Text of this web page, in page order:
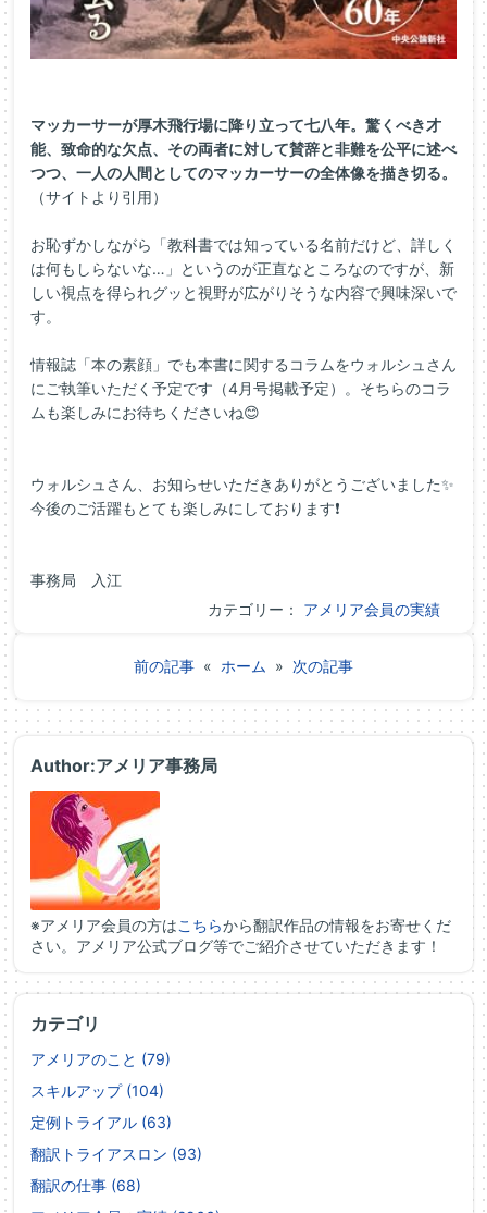
マッカーサーが厚木飛行場に降り立って七八年。驚くべき才
能、致命的な欠点、その両者に対して賛辞と非難を公平に述べ
つつ、一人の人間としてのマッカーサーの全体像を描き切る。
（サイトより引用）
お恥ずかしながら「教科書では知っている名前だけど、詳しく
は何もしらないな…」というのが正直なところなのですが、新
しい視点を得られグッと視野が広がりそうな内容で興味深いで
す。
情報誌「本の素顔」でも本書に関するコラムをウォルシュさん
にご執筆いただく予定です（4月号掲載予定）。そちらのコラ
ムも楽しみにお待ちくださいね😊
ウォルシュさん、お知らせいただきありがとうございました✨
今後のご活躍もとても楽しみにしております❗
事務局 入江
カテゴリー： アメリア会員の実績
前の記事 « ホーム » 次の記事
Author:アメリア事務局
※アメリア会員の方はこちらから翻訳作品の情報をお寄せくだ
さい。アメリア公式ブログ等でご紹介させていただきます！
カテゴリ
アメリアのこと (79)
スキルアップ (104)
定例トライアル (63)
翻訳トライアスロン (93)
翻訳の仕事 (68)